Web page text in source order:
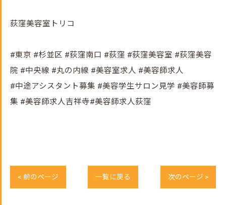
荻窪美容室トリコ
#東京 #杉並区 #荻窪南口 #荻窪 #荻窪美容室 #荻窪美容
院 #中央線 #丸の内線 #美容室求人 #美容師求人
#中途アシスタント募集 #美容学生サロン見学 #美容師募
集 #美容師求人吉祥寺#美容師求人荻窪
< 前のページ 一覧に戻る 次のページ >